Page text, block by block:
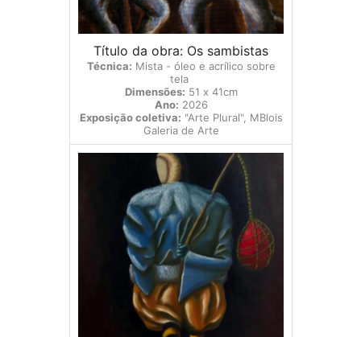
Título da obra: Os sambistas
Técnica: Mista - óleo e acrílico sobre
tela
Dimensões: 51 x 41cm
Ano: 2026
Exposição coletiva: "Arte Plural", MBlois
Galeria de Arte